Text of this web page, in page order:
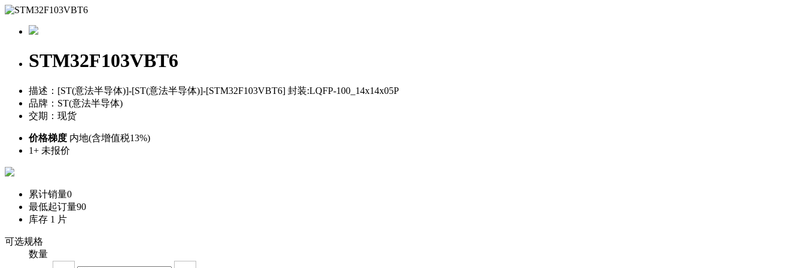
STM32F103VBT6
描述：[ST(意法半导体)]-[ST(意法半导体)]-[STM32F103VBT6] 封装:LQFP-100_14x14x05P
品牌：ST(意法半导体)
交期：现货
价格梯度 内地(含增值税13%)
1+ 未报价
累计销量0
最低起订量90
库存 1 片
可选规格
数量